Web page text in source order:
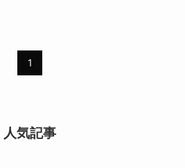
1
人気記事